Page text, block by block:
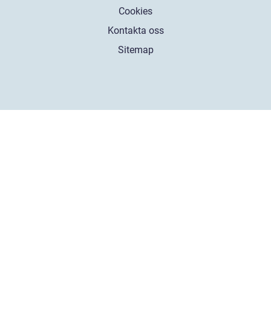
Cookies
Kontakta oss
Sitemap